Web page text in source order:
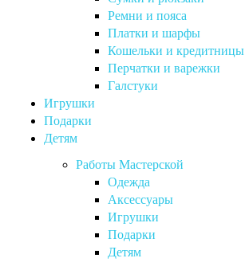
Ремни и пояса
Платки и шарфы
Кошельки и кредитницы
Перчатки и варежки
Галстуки
Игрушки
Подарки
Детям
Работы Мастерской
Одежда
Аксессуары
Игрушки
Подарки
Детям